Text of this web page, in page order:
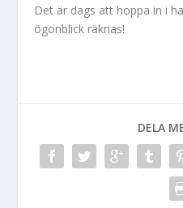
Det är dags att hoppa in i
ögonblick räknas!
DELA